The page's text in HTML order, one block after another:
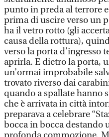
punto in preda al terrore
prima di uscire verso un
ha il vetro rotto (gli
causa della rottura),
verso la porta
aprirla. E dietro la porta,
un’ormai improbabile
trovato riverso dai
quando a spallate hanno
che è arrivata in città
preparava a celebrare
bocca in bocca destando